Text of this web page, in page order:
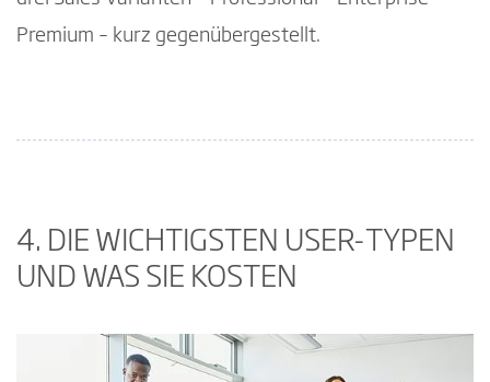
Premium – kurz gegenübergestellt.
4. DIE WICHTIGSTEN USER-TYPEN
UND WAS SIE KOSTEN